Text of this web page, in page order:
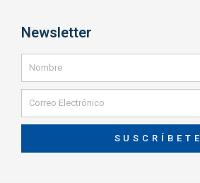
Newsletter
SUSCRÍBETE